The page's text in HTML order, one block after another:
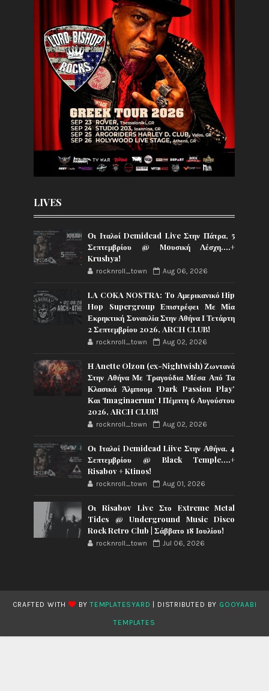
LIVES
Οι Ιταλοί Demidead Live Στην Πάτρα, 5
Σεπτεμβρίου @ Moυσική Λέσχη….+
Krushya!
rocknroll_town Aug 06, 2026
LA COKA NOSTRA: To Αμερικανικό Hip
Hop Supergroup Επιστρέφει Με Μία
Εκρηκτική Συναυλία Στην Αθήνα Ι Τετάρτη
2 Σεπτεμβρίου 2026, ARCH CLUB!
rocknroll_town Aug 02, 2026
Η Anette Olzon (ex-Nightwish) Ζωντανά
Στην Αθήνα Με Τραγούδια Μέσα Από Τα
Κλασικά Άλμπουμ ‘Dark Passion Play’
Και ‘Imaginaerum’ I Πέμπτη 6 Αυγούστου
2026, ARCH CLUB!
rocknroll_town Aug 02, 2026
Οι Ιταλοί Demidead Liive Στην Αθήνα, 4
Σεπτεμβρίου @ Black Temple….+
Risabov + Ktinos!
rocknroll_town Aug 01, 2026
Οι Risabov Live Στο Extreme Metal
Tides @ Underground Music Disco
Rock Retro Club | Σάββατο 18 Ιουλίου!
rocknroll_town Jul 06, 2026
CRAFTED WITH BYTEMPLATESYARD | DISTRIBUTED BY GOOYAABI
TEMPLATES